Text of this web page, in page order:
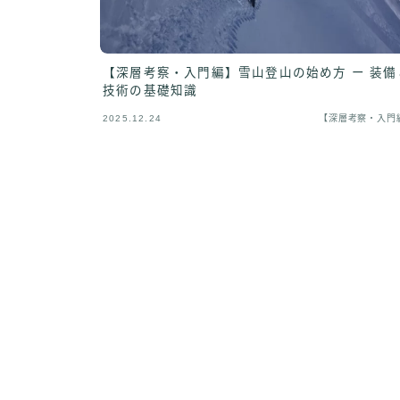
【深層考察・入門編】雪山登山の始め方 ー 装備
技術の基礎知識
2025.12.24 【深層考察・入門